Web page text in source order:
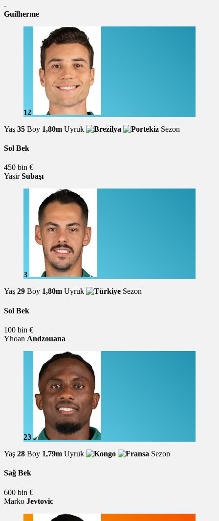
-
Guilherme
12
Yaş 35 Boy 1,80m Uyruk Sezon
Sol Bek
450 bin €
Yasir Subaşı
3
Yaş 29 Boy 1,80m Uyruk Sezon
Sol Bek
100 bin €
Yhoan Andzouana
23
Yaş 28 Boy 1,79m Uyruk Sezon
Sağ Bek
600 bin €
Marko Jevtovic